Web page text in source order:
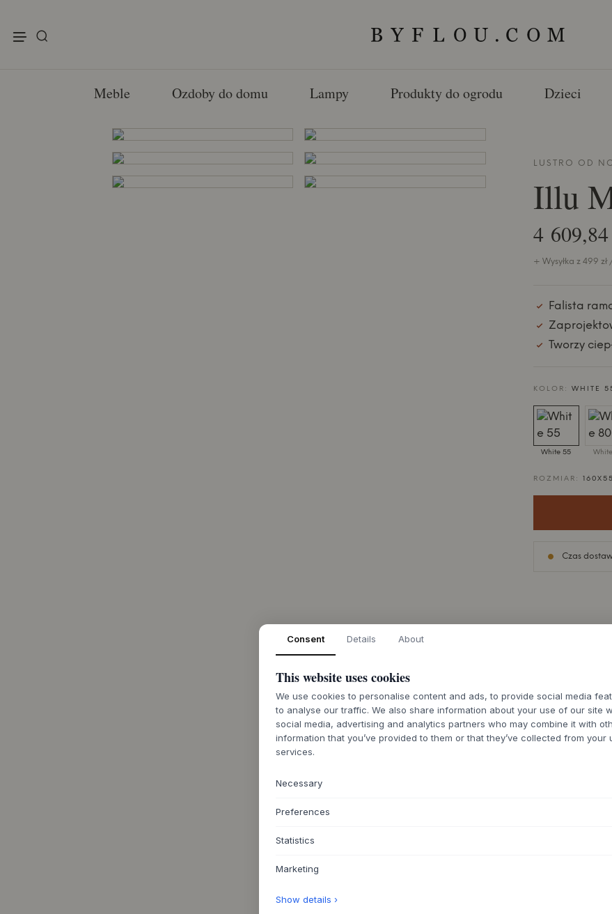
Meble Ozdoby do domu Lampy Produkty do ogrodu Dzieci
LUSTRO OD
Illu
4 609,84
+ Wysyłka z 499
Falista
Tworzy
KOLOR: WHITE
White 55
ROZMIAR:
Czas
O TYM
ścienne, które
wbudowanemu
delikatnego
lustro zostało
lustrzanego,
zarówno
lustru Illu
tworzy
Ściemniane
atmosferę i
toaletce lub
Illu Mirror
lub stwórz
dziełami
Consent Details About
This website uses cookies
We use cookies to personalise content and ads, to provide social media
to analyse our traffic. We also share information about your use of our site
social media, advertising and analytics partners who may combine it with
information that you’ve provided to them or that they’ve collected from your
services.
Necessary
Preferences
Statistics
Marketing
Show details ›